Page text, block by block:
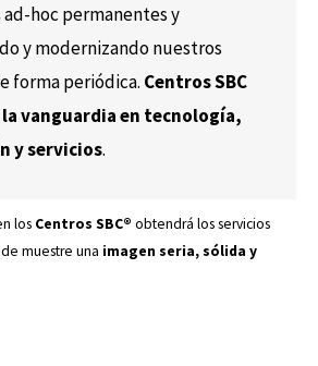
ad-hoc permanentes y
y modernizando nuestros
forma periódica. Centros SBC
vanguardia en tecnología,
y servicios.
los Centros SBC® obtendrá los servicios
muestre una imagen seria, sólida y